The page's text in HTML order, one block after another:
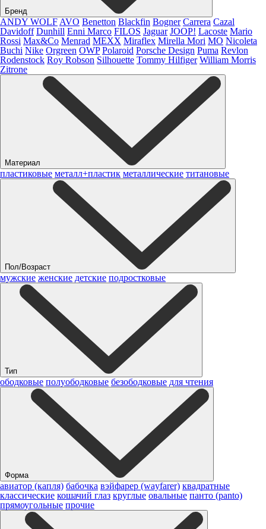
Бренд
ANDY WOLF AVO Benetton Blackfin Bogner Carrera Cazal
Davidoff Dunhill Enni Marco FILOS Jaguar JOOP! Lacoste Mario
Rossi Max&Co Menrad MEXX Miraflex Mirella Mori MO Nicoleta
Buchi Nike Orgreen OWP Polaroid Porsche Design Puma Revlon
Rodenstock Roy Robson Silhouette Tommy Hilfiger William Morris
Zitrone
Материал
пластиковые металл+пластик металлические титановые
Пол/Возраст
мужские женские детские подростковые
Тип
ободковые полуободковые безободковые для чтения
Форма
авиатор (капля) бабочка вэйфарер (wayfarer) квадратные
классические кошачий глаз круглые овальные панто (panto)
прямоугольные прочие